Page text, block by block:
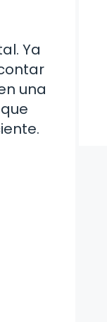
Ya
una